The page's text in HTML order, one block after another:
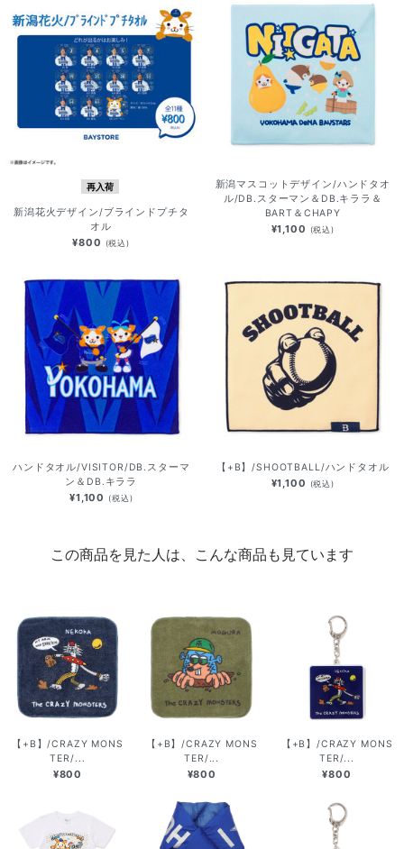
再入荷
新潟花火デザイン/ブラインドプチタ
オル
¥800 (税込)
新潟マスコットデザイン/ハンドタオ
ル/DB.スターマン＆DB.キララ＆
BART＆CHAPY
¥1,100 (税込)
ハンドタオル/VISITOR/DB.スターマ
ン＆DB.キララ
¥1,100 (税込)
【+B】/SHOOTBALL/ハンドタオル
¥1,100 (税込)
この商品を見た人は、こんな商品も見ています
【+B】/CRAZY MONS
TER/...
¥800
【+B】/CRAZY MONS
TER/...
¥800
【+B】/CRAZY MONS
TER/...
¥800